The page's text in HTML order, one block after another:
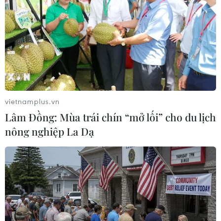
đồng thuận xã hội
01/08/2026 00:27
Báo chí: Mở rộng không
gian phát triển cho báo chí
31/07/2026 09:28
Bộ Công an phát động
Chiến dịch TinAI?, kêu gọi
"kiểm trước tin sau" trong
kỷ nguyên AI
31/07/2026 06:25
Nghĩa cử cao đẹp của lao
truyền thông Nhật Bản
31/07/2026 04:02
vietnamplus.vn
Lâm Đồng: Mùa trái chín “mở lối” cho du lịch
nông nghiệp La Dạ